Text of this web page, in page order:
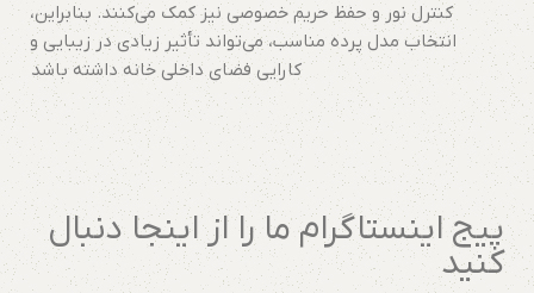
کنترل نور و حفظ حریم خصوصی نیز کمک می‌کنند. بنابراین،
انتخاب مدل پرده مناسب، می‌تواند تأثیر زیادی در زیبایی و
کارایی فضای داخلی خانه داشته باشد
پیج اینستاگرام ما را از اینجا دنبال
کنید